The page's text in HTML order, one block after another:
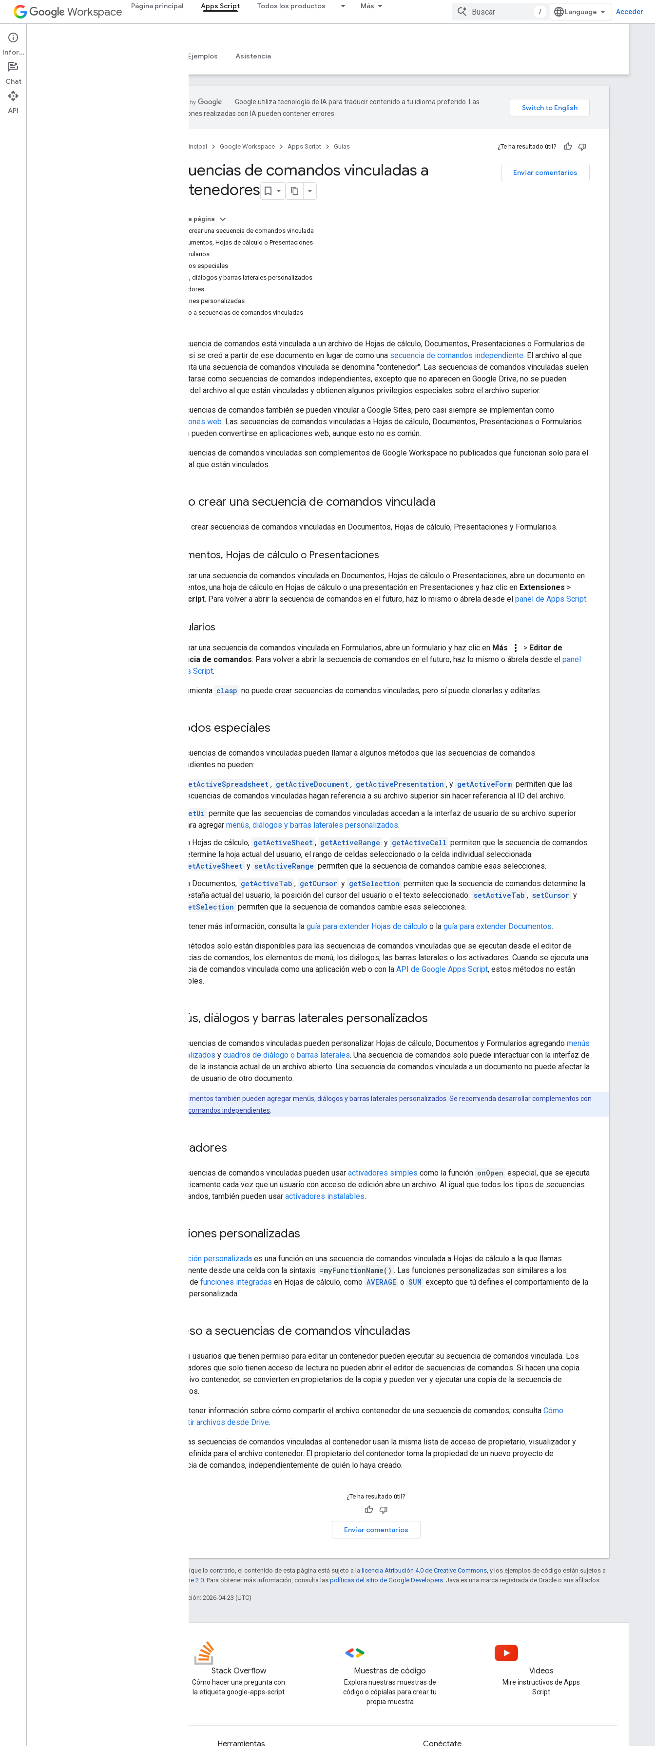
Workspace Página principal Apps Script Todos los productos Más
/ Acceder
Apps Script
Descripción general Ejemplos Asistencia
Google utiliza tecnología de IA para traducir contenido a tu idioma preferido. Las
traducciones realizadas con IA pueden contener errores.
Página principal Google Workspace Apps Script Guías ¿Te ha resultado útil?
Enviar comentarios
Secuencias de comandos vinculadas a
contenedores
En esta página
Cómo crear una secuencia de comandos vinculada
Documentos, Hojas de cálculo o Presentaciones
Formularios
Métodos especiales
Menús, diálogos y barras laterales personalizados
Activadores
Funciones personalizadas
Acceso a secuencias de comandos vinculadas
Una secuencia de comandos está vinculada a un archivo de Hojas de cálculo, Documentos, Presentaciones o Formularios de
Google si se creó a partir de ese documento en lugar de como una secuencia de comandos independiente. El archivo al que
se adjunta una secuencia de comandos vinculada se denomina "contenedor". Las secuencias de comandos vinculadas suelen
comportarse como secuencias de comandos independientes, excepto que no aparecen en Google Drive, no se pueden
separar del archivo al que están vinculadas y obtienen algunos privilegios especiales sobre el archivo superior.
Las secuencias de comandos también se pueden vincular a Google Sites, pero casi siempre se implementan como
aplicaciones web. Las secuencias de comandos vinculadas a Hojas de cálculo, Documentos, Presentaciones o Formularios
también pueden convertirse en aplicaciones web, aunque esto no es común.
Las secuencias de comandos vinculadas son complementos de Google Workspace no publicados que funcionan solo para el
archivo al que están vinculados.
Cómo crear una secuencia de comandos vinculada
Puedes crear secuencias de comandos vinculadas en Documentos, Hojas de cálculo, Presentaciones y Formularios.
Documentos, Hojas de cálculo o Presentaciones
Para crear una secuencia de comandos vinculada en Documentos, Hojas de cálculo o Presentaciones, abre un documento en
Documentos, una hoja de cálculo en Hojas de cálculo o una presentación en Presentaciones y haz clic en Extensiones >
Apps Script. Para volver a abrir la secuencia de comandos en el futuro, haz lo mismo o ábrela desde el panel de Apps Script.
Formularios
Para crear una secuencia de comandos vinculada en Formularios, abre un formulario y haz clic en Más more_vert > Editor de
secuencia de comandos. Para volver a abrir la secuencia de comandos en el futuro, haz lo mismo o ábrela desde el panel
de Apps Script.
La herramienta clasp no puede crear secuencias de comandos vinculadas, pero sí puede clonarlas y editarlas.
Métodos especiales
Las secuencias de comandos vinculadas pueden llamar a algunos métodos que las secuencias de comandos
independientes no pueden:
getActiveSpreadsheet , getActiveDocument , getActivePresentation , y getActiveForm permiten que las
secuencias de comandos vinculadas hagan referencia a su archivo superior sin hacer referencia al ID del archivo.
getUi permite que las secuencias de comandos vinculadas accedan a la interfaz de usuario de su archivo superior
para agregar menús, diálogos y barras laterales personalizados.
En Hojas de cálculo, getActiveSheet , getActiveRange y getActiveCell permiten que la secuencia de comandos
determine la hoja actual del usuario, el rango de celdas seleccionado o la celda individual seleccionada.
setActiveSheet y setActiveRange permiten que la secuencia de comandos cambie esas selecciones.
En Documentos, getActiveTab , getCursor y getSelection permiten que la secuencia de comandos determine la
pestaña actual del usuario, la posición del cursor del usuario o el texto seleccionado. setActiveTab , setCursor y
setSelection permiten que la secuencia de comandos cambie esas selecciones.
Para obtener más información, consulta la guía para extender Hojas de cálculo o la guía para extender Documentos.
Estos métodos solo están disponibles para las secuencias de comandos vinculadas que se ejecutan desde el editor de
secuencias de comandos, los elementos de menú, los diálogos, las barras laterales o los activadores. Cuando se ejecuta una
secuencia de comandos vinculada como una aplicación web o con la API de Google Apps Script, estos métodos no están
disponibles.
Menús, diálogos y barras laterales personalizados
Las secuencias de comandos vinculadas pueden personalizar Hojas de cálculo, Documentos y Formularios agregando menús
personalizados y cuadros de diálogo o barras laterales. Una secuencia de comandos solo puede interactuar con la interfaz de
usuario de la instancia actual de un archivo abierto. Una secuencia de comandos vinculada a un documento no puede afectar la
interfaz de usuario de otro documento.
Los complementos también pueden agregar menús, diálogos y barras laterales personalizados. Se recomienda desarrollar complementos con
secuencias de comandos independientes
Activadores
Las secuencias de comandos vinculadas pueden usar activadores simples como la función onOpen especial, que se ejecuta
automáticamente cada vez que un usuario con acceso de edición abre un archivo. Al igual que todos los tipos de secuencias
de comandos, también pueden usar activadores instalables.
Funciones personalizadas
función personalizada es una función en una secuencia de comandos vinculada a Hojas de cálculo a la que llamas
directamente desde una celda con la sintaxis =myFunctionName() . Las funciones personalizadas son similares a los
cientos de funciones integradas en Hojas de cálculo, como AVERAGE o SUM excepto que tú defines el comportamiento de la
función personalizada.
Acceso a secuencias de comandos vinculadas
Solo los usuarios que tienen permiso para editar un contenedor pueden ejecutar su secuencia de comandos vinculada. Los
colaboradores que solo tienen acceso de lectura no pueden abrir el editor de secuencias de comandos. Si hacen una copia
del archivo contenedor, se convierten en propietarios de la copia y pueden ver y ejecutar una copia de la secuencia de
comandos.
Para obtener información sobre cómo compartir el archivo contenedor de una secuencia de comandos, consulta Cómo
compartir archivos desde Drive.
Todas las secuencias de comandos vinculadas al contenedor usan la misma lista de acceso de propietario, visualizador y
editor definida para el archivo contenedor. El propietario del contenedor toma la propiedad de un nuevo proyecto de
secuencia de comandos, independientemente de quién lo haya creado.
¿Te ha resultado útil?
Enviar comentarios
Salvo que se indique lo contrario, el contenido de esta página está sujeto a la licencia Atribución 4.0 de Creative Commons , y los ejemplos de código están sujetos a
licencia Apache 2.0 . Para obtener más información, consulta las políticas del sitio de Google Developers . Java es una marca registrada de Oracle o sus afiliados.
Última actualización: 2026-04-23 (UTC)
Stack Overflow
Cómo hacer una pregunta con
la etiqueta google-apps-script
Muestras de código
Explora nuestras muestras de
código o cópialas para crear tu
propia muestra
Videos
Mire instructivos de Apps
Script
Herramientas Conéctate
Información
Chat
API